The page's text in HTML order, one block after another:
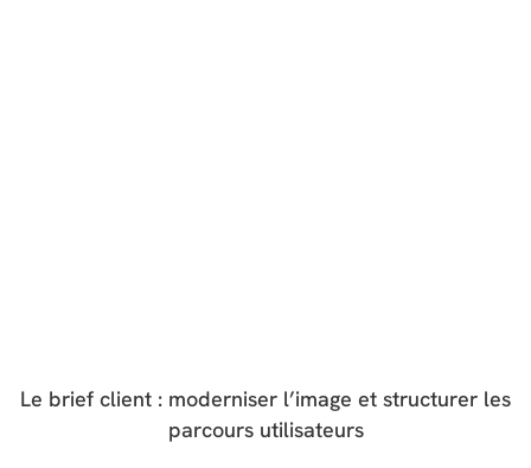
Le brief client : moderniser l’image et structurer les
parcours utilisateurs